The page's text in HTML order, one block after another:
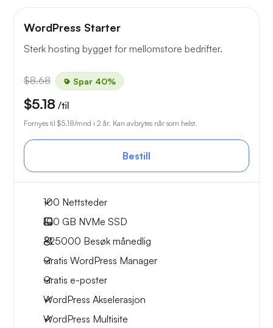
WordPress Starter
Sterk hosting bygget for mellomstore bedrifter.
$8.68 Spar 40%
$5.18 /til
Fornyes til $5.18/mnd i 2 år. Kan avbrytes når som helst.
Bestill
100 Nettsteder
100 GB NVMe SSD
~25000 Besøk månedlig
Gratis WordPress Manager
Gratis e-poster
WordPress Akselerasjon
WordPress Multisite